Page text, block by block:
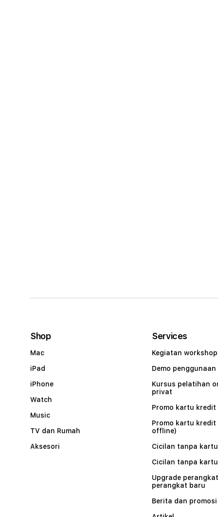
Shop
Mac
iPad
iPhone
Watch
Music
TV dan Rumah
Aksesori
Services
Kegiatan workshop
Demo penggunaan
Kursus pelatihan
privat
Promo kartu kredit
Promo kartu kredit
offline)
Cicilan tanpa
Cicilan tanpa
Upgrade
perangkat baru
Berita dan promosi